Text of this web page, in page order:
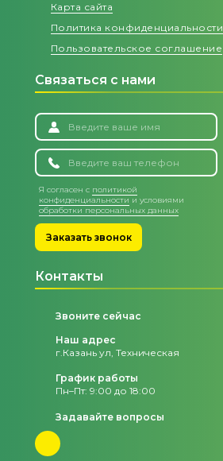
Карта сайта
Политика конфиденциальности
Пользовательское соглашение
Связаться с нами
Я согласен с политикой
конфиденциальности и условиями
обработки персональных данных
Заказать звонок
Контакты
Звоните сейчас
Наш адрес
г.Казань ул, Техническая
График работы
Пн–Пт: 9:00 до 18:00
Задавайте вопросы